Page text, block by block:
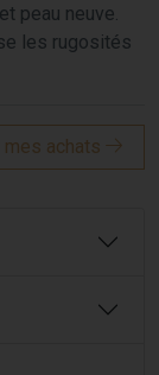
peau neuve.
les rugosités
mes achats